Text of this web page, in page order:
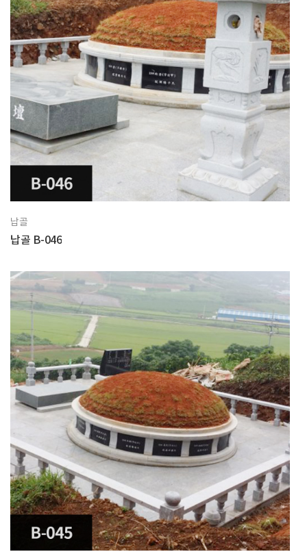
납골
납골 B-046